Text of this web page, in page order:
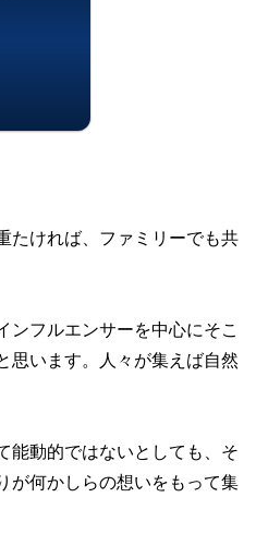
たければ、ファミリーでも共
ンフルエンサーを中心にそこ
思います。人々が集えば自然
能動的ではないとしても、そ
が何かしらの想いをもって集